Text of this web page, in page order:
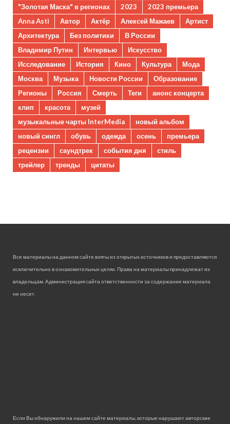
"Золотая Маска" в регионах 2023
2023 премьера
Anna Asti
Автор Актёр Алексей Мажаев
Артист
Архитектура
Без политики
В России
Владимир Путин
Интервью
Искусство
Исследование
История Кино Культура
Мода
Москва
Музыка Новости России
Образование
Регионы
Россия Смерть Теги
анонс концерта
клип
красота
музей
музыкальные чарты InterMedia
новый альбом
новый сингл
обувь одежда осень
премьера
рецензии
саундтрек события дня
стиль
трейлер
тренды цитаты
Все материалы на данном сайте взяты из открытых источников и предоставляются
исключительно в ознакомительных целях. Права на материалы принадлежат их
владельцам. Администрация сайта ответственности за содержание материала
не несет.
Если Вы обнаружили на нашем сайте материалы, которые нарушают авторские